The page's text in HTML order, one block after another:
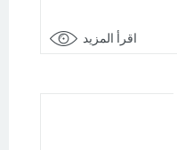
اقرأ المزيد